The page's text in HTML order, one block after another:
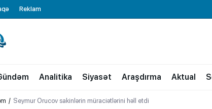
Reklam
Analitika Siyasət Araşdırma Aktual
Seymur Orucov sakinlərin müraciətlərini həll etdi